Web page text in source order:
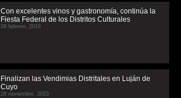
Con excelentes vinos y gastronomía, continúa la
Fiesta Federal de los Distritos Culturales
28 febrero, 2019
Finalizan las Vendimias Distritales en Luján de
Cuyo
28 noviembre, 2023